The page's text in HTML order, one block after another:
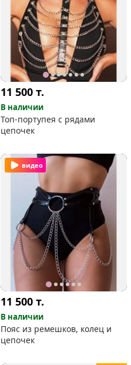
11 500т.
В наличии
Топ-портупея с рядами
цепочек
видео
11 500т.
В наличии
Пояс из ремешков, колец и
цепочек